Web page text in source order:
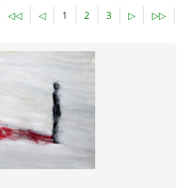
◁◁ ◁ 1 2 3 ▷ ▷▷